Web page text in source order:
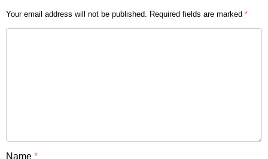
Your email address will not be published. Required fields are marked *
Name *